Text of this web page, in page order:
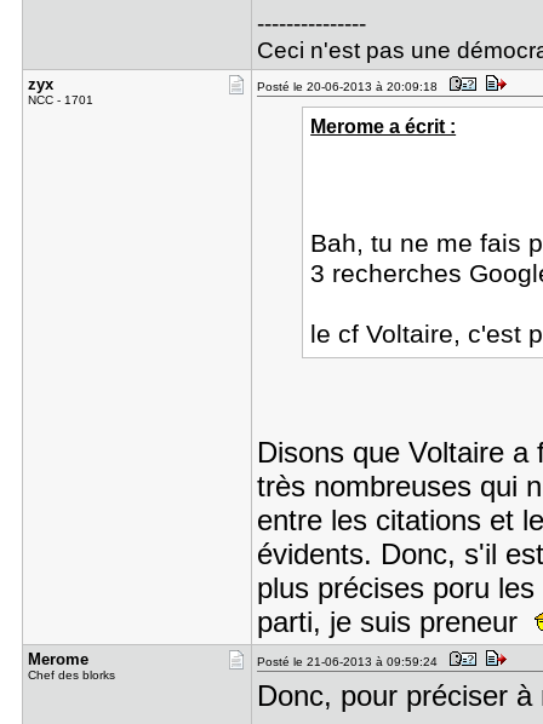
---------------
Ceci n'est pas une
zyx
NCC - 1701
Posté le 20-06-2013 à 20:09:18
Merome a écrit :
Bah, tu ne me fais
3 recherches
le cf Voltaire, c'est
Disons que Voltaire
très nombreuses qui
entre les citations et
évidents. Donc, s'il
plus précises poru
parti, je suis preneur
Merome
Chef des blorks
Posté le 21-06-2013 à 09:59:24
Donc, pour préciser